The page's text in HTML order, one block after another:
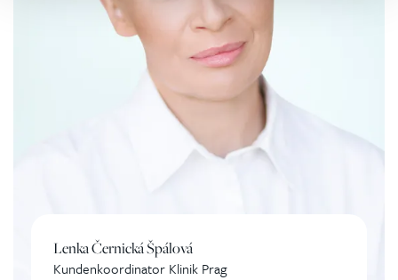
Lenka Černická Špálová
Kundenkoordinator Klinik Prag